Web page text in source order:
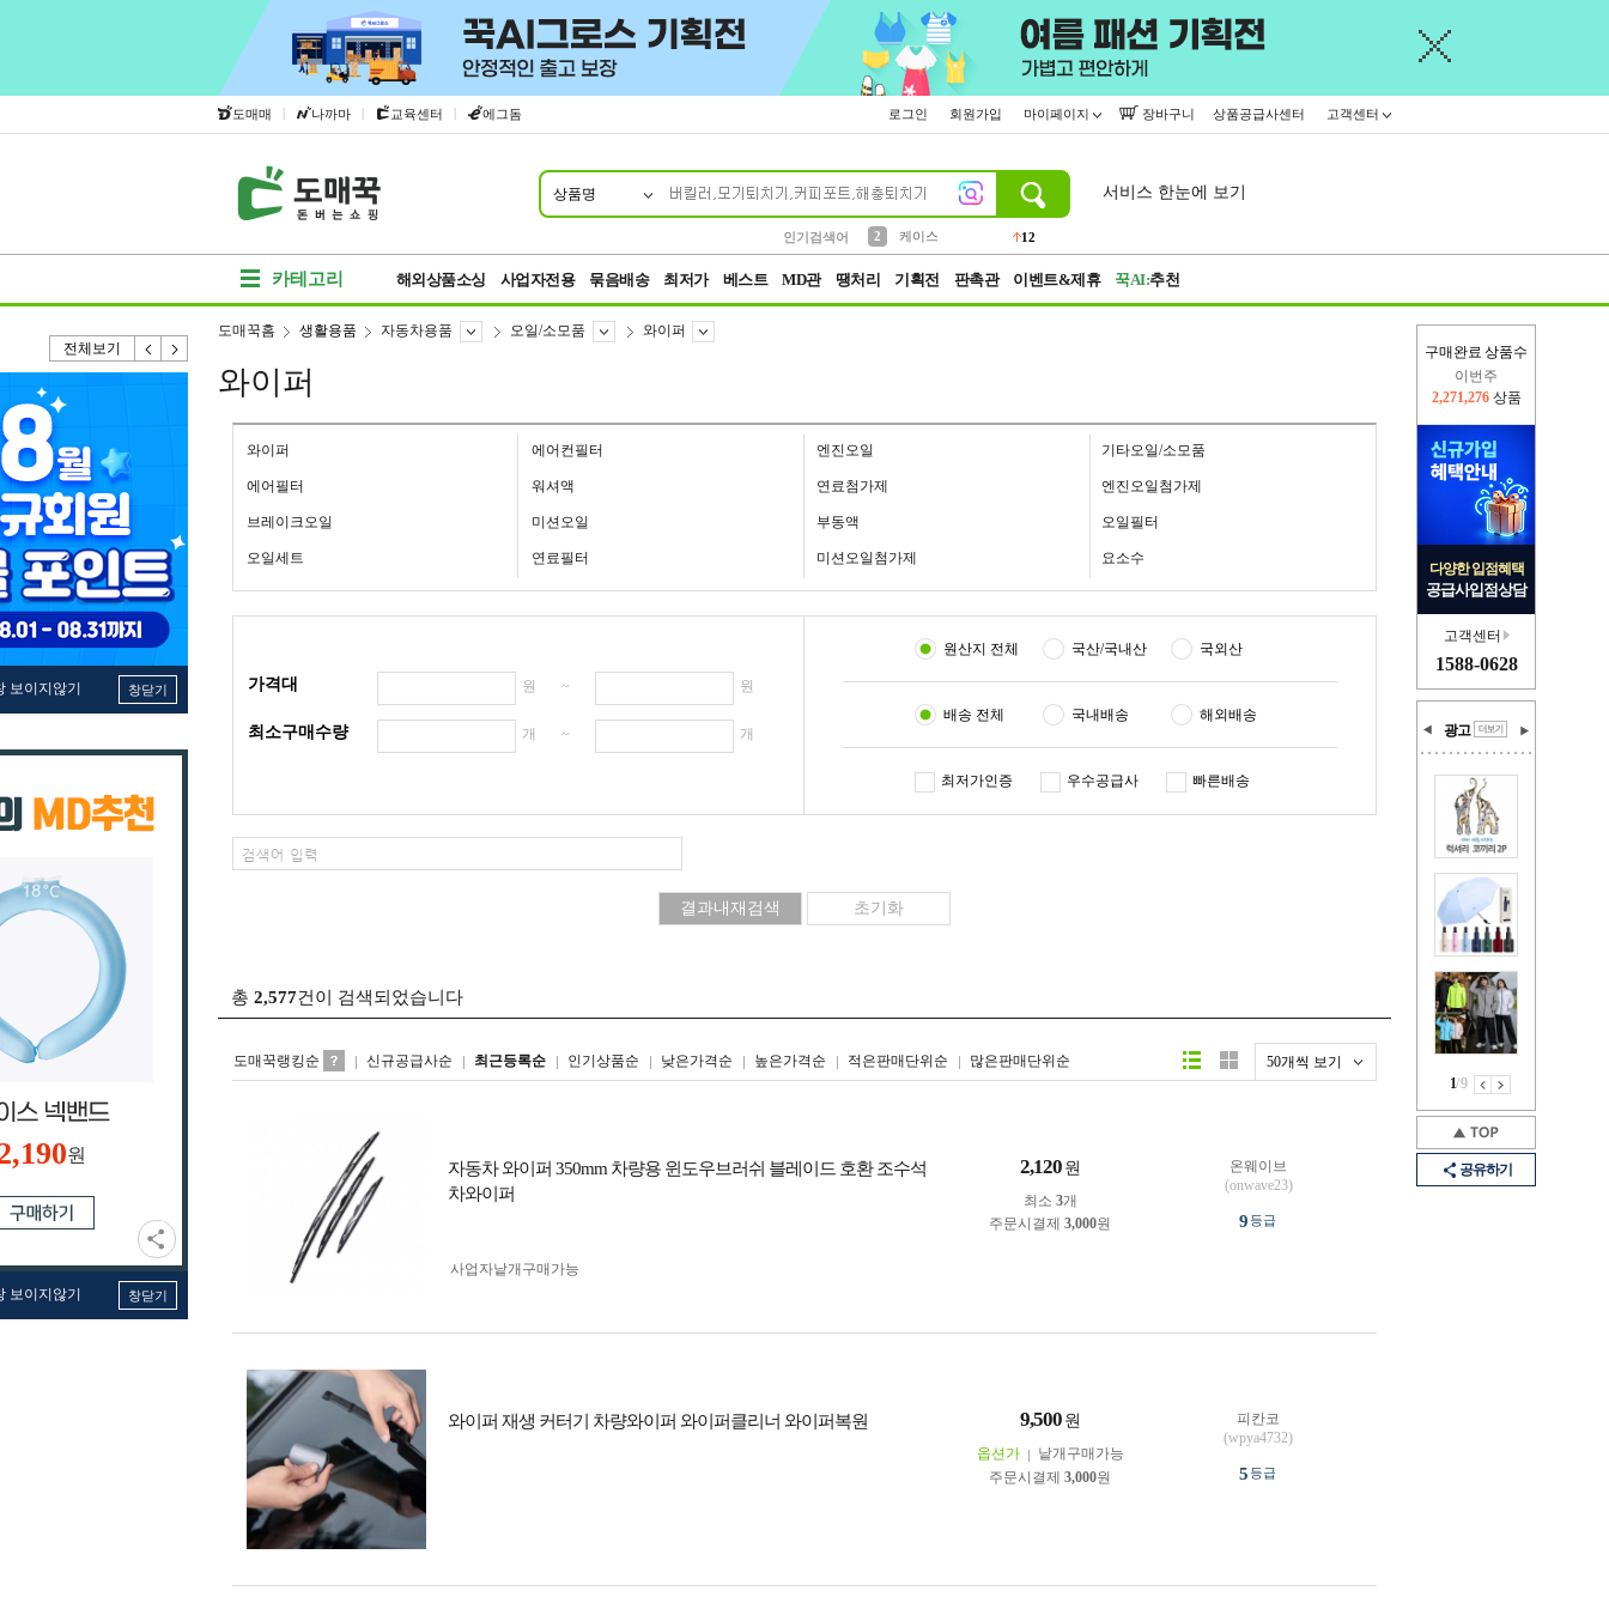
도매매 | 나까마 | 교육센터 | 에그돔 로그인 회원가입 마이페이지 장바구니 상품공급사센터 고객센터
상품명
인기검색어
2
케이스
12
서비스 한눈에 보기
카테고리 해외상품소싱 사업자전용 묶음배송 최저가 베스트 MD관 땡처리 기획전 판촉관 이벤트&제휴 꾹AI:추천
전체보기
보이지않기 창닫기
원
보이지않기 창닫기
구매완료 상품수
이번주
2,271,276 상품
다양한 입점혜택
공급사입점상담
고객센터
1588-0628
광고
1/9
공유하기
도매꾹홈 생활용품 자동차용품 오일/소모품 와이퍼
와이퍼
와이퍼 에어컨필터 엔진오일 기타오일/소모품
에어필터 워셔액 연료첨가제 엔진오일첨가제
브레이크오일 미션오일 부동액 오일필터
오일세트 연료필터 미션오일첨가제 요소수
가격대 원 ~ 원
최소구매수량 개 ~ 개
원산지 전체 국산/국내산 국외산
배송 전체 국내배송 해외배송
최저가인증 우수공급사 빠른배송
총 2,577건이 검색되었습니다
도매꾹랭킹순 신규공급사순 최근등록순 인기상품순 낮은가격순 높은가격순 적은판매단위순 많은판매단위순 50개씩 보기
리스트형갤러리형
자동차 와이퍼 350mm 차량용 윈도우브러쉬 블레이드 호환 조수석
차와이퍼
2,120 원
최소 3개
주문시결제 3,000원
사업자 낱개구매가능
온웨이브
(onwave23)
9등급
와이퍼 재생 커터기 차량와이퍼 와이퍼클리너 와이퍼복원 9,500 원
옵션가
낱개구매가능
주문시결제 3,000원
피칸코
(wpya4732)
5등급